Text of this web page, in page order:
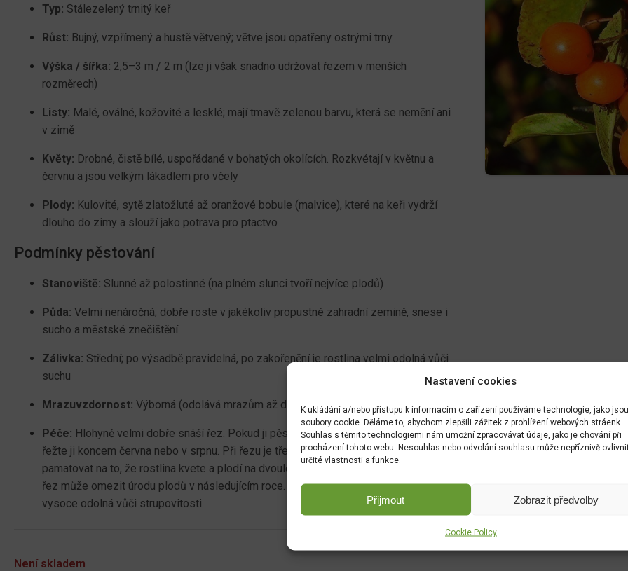
Nastavení cookies
K ukládání a/nebo přístupu k informacím o zařízení používáme technologie, jako jsou
soubory cookie. Děláme to, abychom zlepšili zážitek z prohlížení webových stráenk.
Souhlas s těmito technologiemi nám umožní zpracovávat údaje, jako je chování při
procházení tohoto webu. Nesouhlas nebo odvolání souhlasu může nepříznivě
určité vlastnosti a funkce.
Přijmout Zobrazit předvolby
Cookie Policy
Typ: Stálezelený trnitý keř
Růst: Bujný, vzpřímený a hustě větvený; větve jsou opatřeny ostrými trny
Výška / šířka: 2,5–3 m / 2 m (lze ji však snadno udržovat řezem v menších
rozměrech)
Listy: Malé, oválné, kožovité a lesklé; mají tmavě zelenou barvu, která se nemění ani
v zimě
Květy: Drobné, čistě bílé, uspořádané v bohatých okolících. Rozkvétají v květnu a
červnu a jsou velkým lákadlem pro včely
Plody: Kulovité, sytě zlatožluté až oranžové bobule (malvice), které na keři vydrží
dlouho do zimy a slouží jako potrava pro ptactvo
Podmínky pěstování
Stanoviště: Slunné až polostinné (na plném slunci tvoří nejvíce plodů)
Půda: Velmi nenáročná; dobře roste v jakékoliv propustné zahradní zemině, snese i
sucho a městské znečištění
Zálivka: Střední; po výsadbě pravidelná, po zakořenění je rostlina velmi odolná vůči
suchu
Mrazuvzdornost: Výborná (odolává mrazům až do -27 °C)
Péče: Hlohyně velmi dobře snáší řez. Pokud ji pěstujete jako tvarovaný živý plot,
řežte ji koncem června nebo v srpnu. Při řezu je třeba dávat pozor na trny a
pamatovat na to, že rostlina kvete a plodí na dvouletém dřevě, takže příliš radikální
řez může omezit úrodu plodů v následujícím roce. Odrůda 'Golden Charmer' je navíc
vysoce odolná vůči strupovitosti.
Není skladem